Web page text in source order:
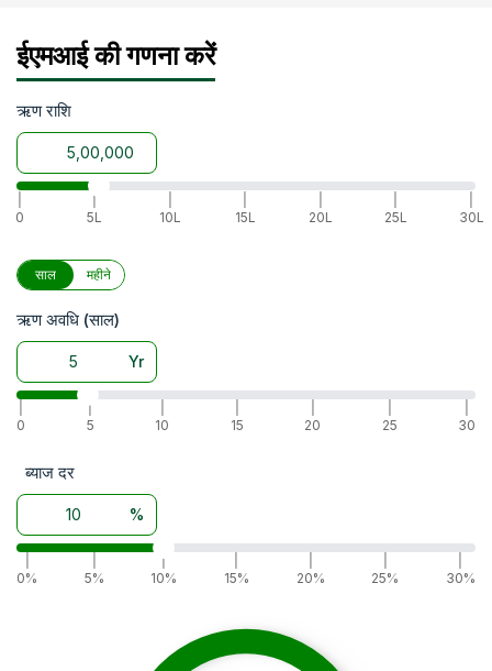
ईएमआई की गणना करें
ऋण राशि
0
|
5L
10L
15L
20L
25L
30L
साल महीने
ऋण अवधि (साल)
Yr
0
|
5
10
15
20
25
30
ब्याज दर
%
0%
5%
|
10%
15%
20%
25%
30%